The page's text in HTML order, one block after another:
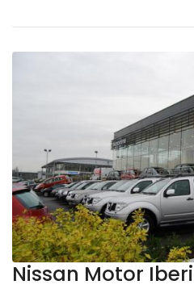
Nissan Motor